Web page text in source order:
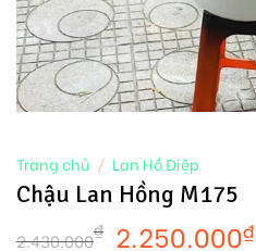
Trang chủ / Lan Hồ Điệp
Chậu Lan Hồng M175
2.430.000₫ 2.250.000₫